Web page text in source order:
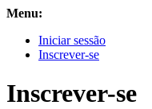
Menu:
Iniciar sessão
Inscrever-se
Inscrever-se